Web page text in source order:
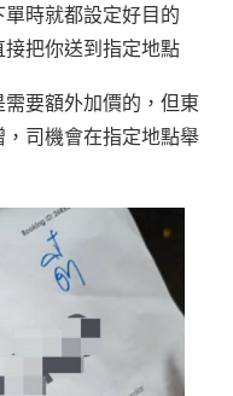
時就都設定好目的
把你送到指定地點
要額外加價的，但東
司機會在指定地點舉